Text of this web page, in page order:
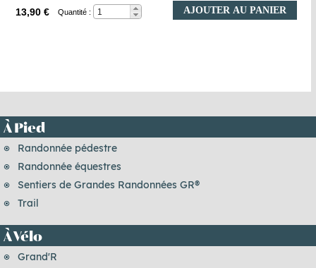
13,90 € Quantité : AJOUTER AU PANIER
À Pied
Randonnée pédestre
Randonnée équestres
Sentiers de Grandes Randonnées GR®
Trail
À Vélo
Grand'R